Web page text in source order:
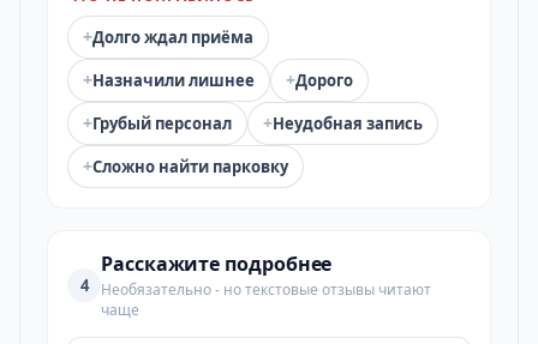
+Долго ждал приёма
+Назначили лишнее +Дорого
+Грубый персонал +Неудобная запись
+Сложно найти парковку
4
Расскажите подробнее
Необязательно - но текстовые отзывы читают
чаще